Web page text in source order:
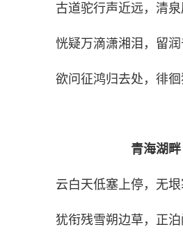
古道驼行声近远，清泉
恍疑万滴潇湘泪，留润
欲问征鸿归去处，徘徊
青海湖畔
云白天低塞上停，无垠
犹衔残雪朔边草，正泊